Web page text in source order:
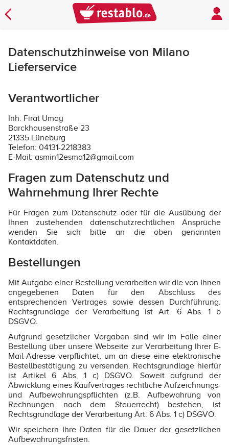
Datenschutzhinweise von Milano
Lieferservice
Verantwortlicher
Inh. Firat Umay
Barckhausenstraße 23
21335 Lüneburg
Telefon: 04131-2218383
E-Mail: asmin12esma12@gmail.com
Fragen zum Datenschutz und
Wahrnehmung Ihrer Rechte
Für Fragen zum Datenschutz oder für die Ausübung der
Ihnen zustehenden datenschutzrechtlichen Ansprüche
wenden Sie sich bitte an die oben genannten
Kontaktdaten.
Bestellungen
Mit Aufgabe einer Bestellung verarbeiten wir die von Ihnen
angegebenen Daten für den Abschluss des
entsprechenden Vertrages sowie dessen Durchführung.
Rechtsgrundlage der Verarbeitung ist Art. 6 Abs. 1 b
DSGVO.
Aufgrund gesetzlicher Vorgaben sind wir im Falle einer
Bestellung über unsere Webseite zur Verarbeitung Ihrer E-
Mail-Adresse verpflichtet, um an diese eine elektronische
Bestellbestätigung zu versenden. Rechtsgrundlage hierfür
ist Artikel 6 Abs. 1 c) DSGVO. Soweit aufgrund der
Abwicklung eines Kaufvertrages rechtliche Aufzeichnungs-
und Aufbewahrungspflichten (z.B. Aufbewahrung von
Rechnungen nach dem Steuerrecht) bestehen, ist
Rechtsgrundlage der Verarbeitung Art. 6 Abs. 1 c) DSGVO.
Wir speichern Ihre Daten für die Dauer der gesetzlichen
Aufbewahrungsfristen.